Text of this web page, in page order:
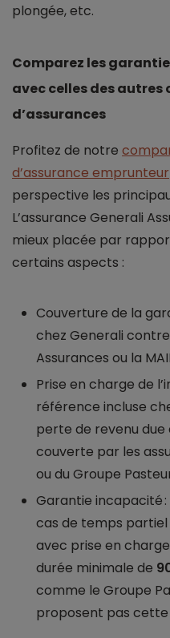
plongée, etc.
Comparez les
avec celles des autres
d’assurances
Profitez de notre
d’assurance emprunteur
perspective les
L’assurance Generali
mieux placée par
certains aspects :
Couverture de la
chez Generali contre
Assurances ou la
Prise en charge de
référence incluse
perte de revenu due
couverte par les
ou du Groupe
Garantie incapacité
cas de temps
avec prise en charge
durée minimale de
comme le Groupe
proposent pas